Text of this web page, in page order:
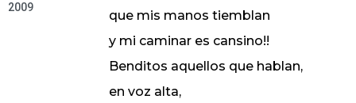
2009
que mis manos tiemblan
y mi caminar es cansino!!
Benditos aquellos que hablan,
en voz alta,